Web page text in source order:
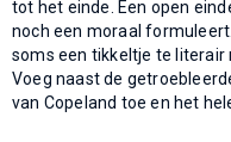
tot het einde. Een open
noch een moraal
soms een tikkeltje te literair
Voeg naast de
van Copeland toe en het